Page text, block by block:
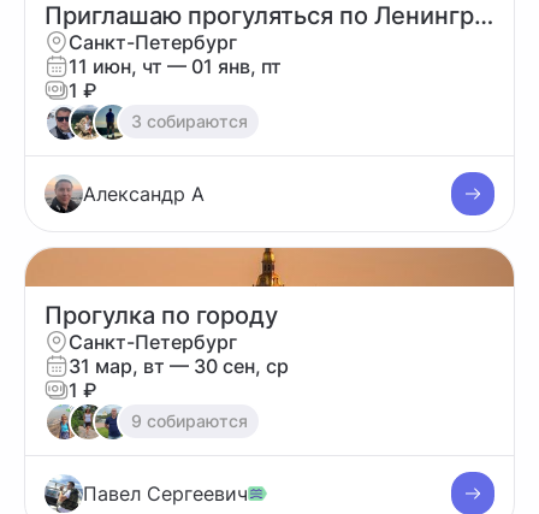
Приглашаю прогуляться по Ленинградской области
Санкт-Петербург
11 июн, чт — 01 янв, пт
1 ₽
3 собираются
Александр А
Прогулка по городу
Санкт-Петербург
31 мар, вт — 30 сен, ср
1 ₽
9 собираются
Павел Сергеевич